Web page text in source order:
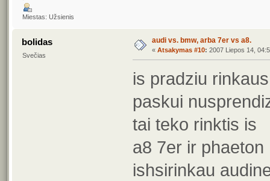
Miestas: Užsienis
bolidas
Svečias
audi vs. bmw, arba 7er vs a8.
« Atsakymas #10: 2007 Liepos 14,
is pradziu
paskui
tai teko rinktis is
a8 7er ir phaeton
ishsirinkau